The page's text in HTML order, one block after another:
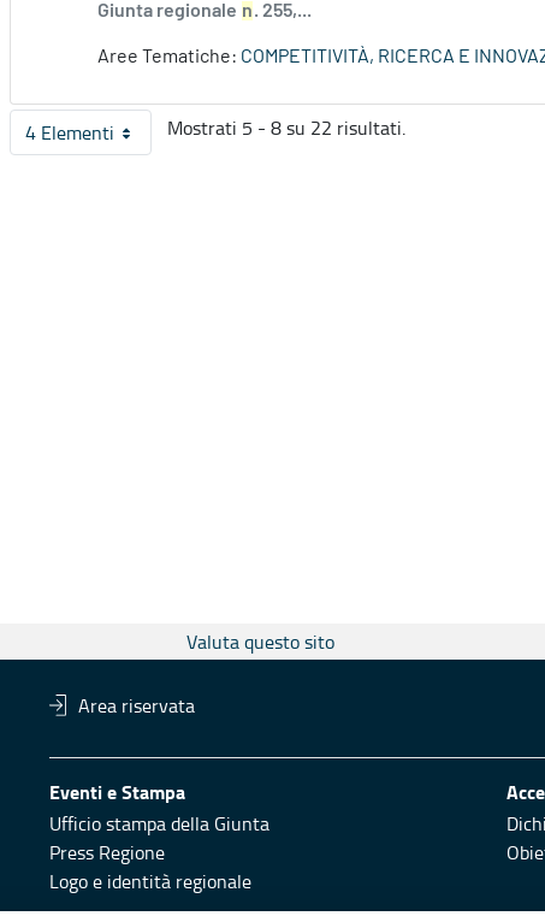
Giunta regionale n. 255,...
Aree Tematiche: COMPETITIVITÀ, RICERCA E
4 ElementiPer pagina
Mostrati 5 - 8 su 22 risultati.
Valuta questo sito
Area riservata
Eventi e Stampa
Ufficio stampa della Giunta
Press Regione
Logo e identità regionale